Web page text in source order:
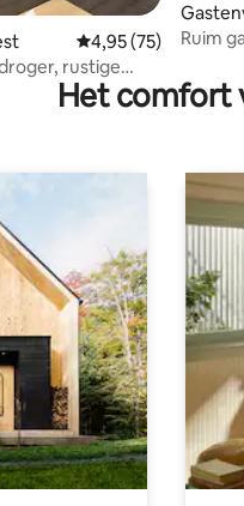
Gemiddelde
4,95 (75)
rustige
rk
Ruim
Het comfort